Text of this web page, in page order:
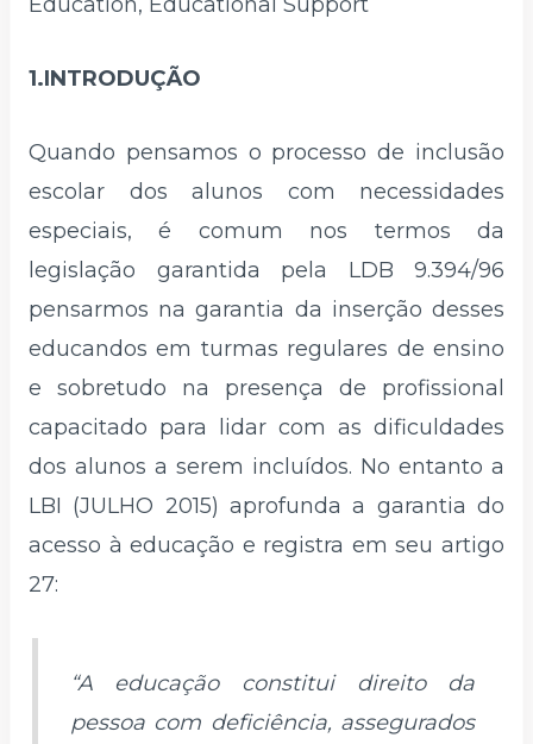
1.INTRODUÇÃO
Quando pensamos o processo de inclusão
escolar dos alunos com necessidades
especiais, é comum nos termos da
legislação garantida pela LDB 9.394/96
pensarmos na garantia da inserção desses
educandos em turmas regulares de ensino
e sobretudo na presença de profissional
capacitado para lidar com as dificuldades
dos alunos a serem incluídos. No entanto a
LBI (JULHO 2015) aprofunda a garantia do
acesso à educação e registra em seu artigo
27:
“A educação constitui direito da
pessoa com deficiência, assegurados